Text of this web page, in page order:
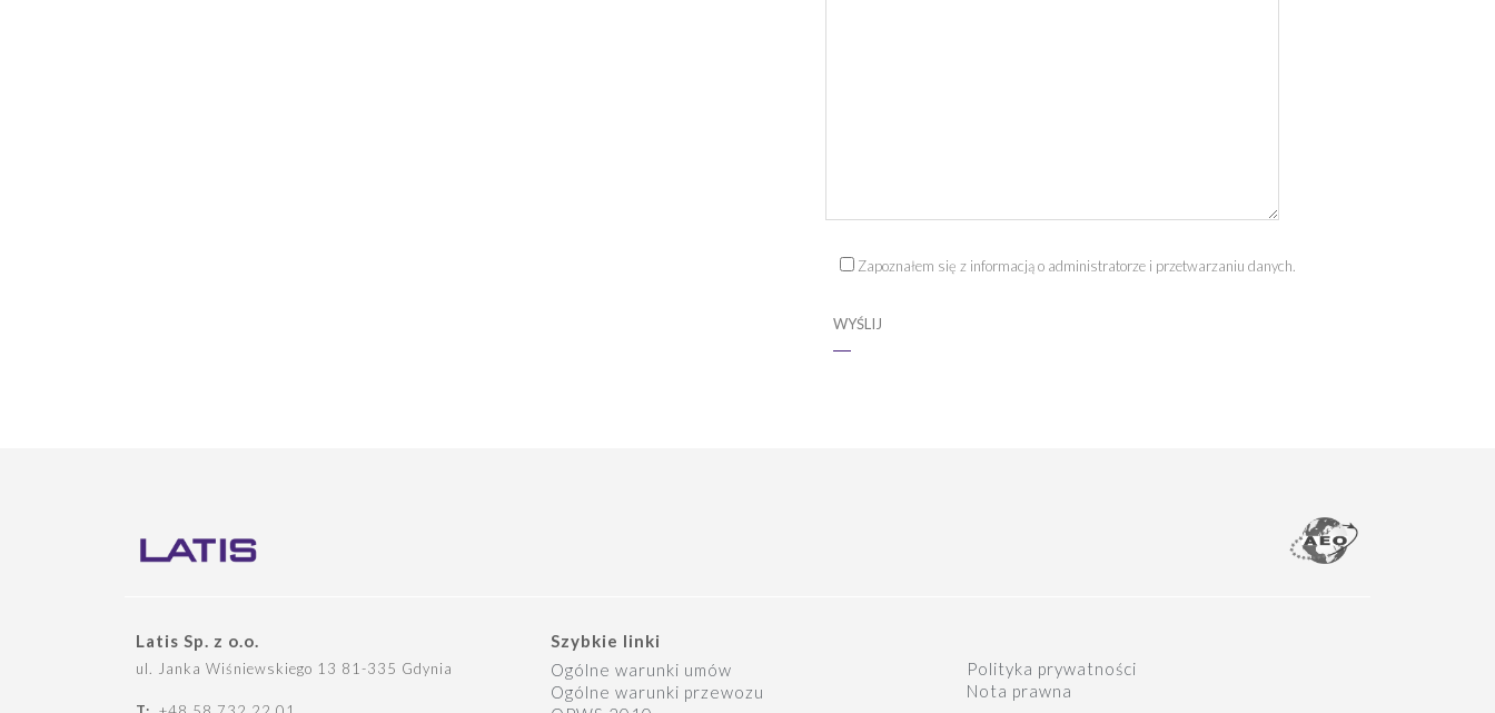
Zapoznałem się z informacją o administratorze i przetwarzaniu danych.
Latis Sp. z o.o.
ul. Janka Wiśniewskiego 13 81-335 Gdynia
Szybkie linki
Ogólne warunki umów
Ogólne warunki przewozu
Polityka prywatności
Nota prawna